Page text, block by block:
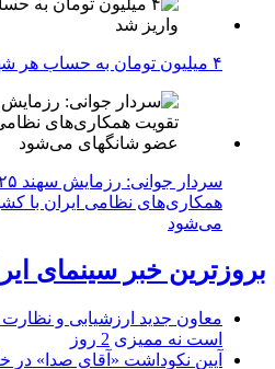
۴ میلیون تومان به حساب هر شهروند ایرانی واریز شد
همکاری‌های نظامی ایران با
می‌شود
بروزترین خبر سینمای
معاون جدید ارزشیابی و
است نه ممیزی 2 روز
آیین نکوداشت «آقای صدا» در